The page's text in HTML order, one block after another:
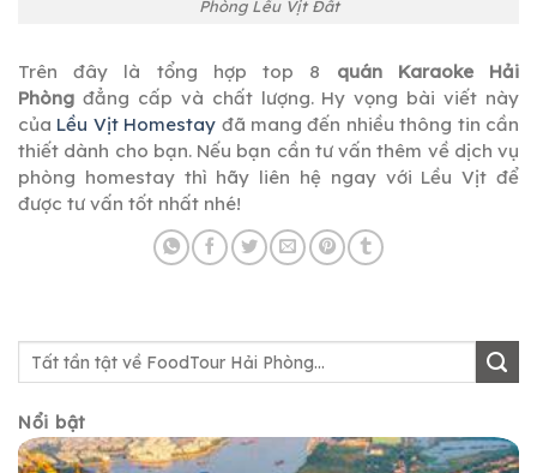
Phòng Lều Vịt Đất
Trên đây là tổng hợp top 8 quán Karaoke Hải
Phòng đẳng cấp và chất lượng. Hy vọng bài viết này
của Lều Vịt Homestay đã mang đến nhiều thông tin cần
thiết dành cho bạn. Nếu bạn cần tư vấn thêm về dịch vụ
phòng homestay thì hãy liên hệ ngay với Lều Vịt để
được tư vấn tốt nhất nhé!
Nổi bật